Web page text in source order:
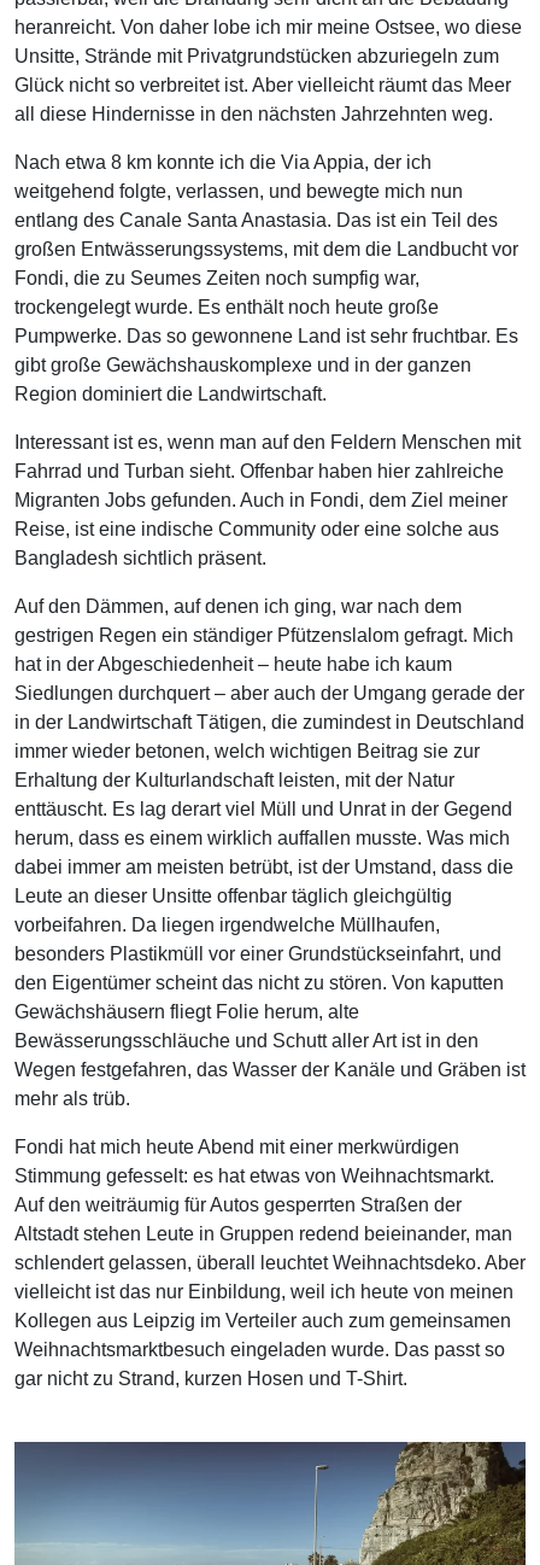
heranreicht. Von daher lobe ich mir meine Ostsee, wo diese
Unsitte, Strände mit Privatgrundstücken abzuriegeln zum
Glück nicht so verbreitet ist. Aber vielleicht räumt das Meer
all diese Hindernisse in den nächsten Jahrzehnten weg.
Nach etwa 8 km konnte ich die Via Appia, der ich
weitgehend folgte, verlassen, und bewegte mich nun
entlang des Canale Santa Anastasia. Das ist ein Teil des
großen Entwässerungssystems, mit dem die Landbucht vor
Fondi, die zu Seumes Zeiten noch sumpfig war,
trockengelegt wurde. Es enthält noch heute große
Pumpwerke. Das so gewonnene Land ist sehr fruchtbar. Es
gibt große Gewächshauskomplexe und in der ganzen
Region dominiert die Landwirtschaft.
Interessant ist es, wenn man auf den Feldern Menschen mit
Fahrrad und Turban sieht. Offenbar haben hier zahlreiche
Migranten Jobs gefunden. Auch in Fondi, dem Ziel meiner
Reise, ist eine indische Community oder eine solche aus
Bangladesh sichtlich präsent.
Auf den Dämmen, auf denen ich ging, war nach dem
gestrigen Regen ein ständiger Pfützenslalom gefragt. Mich
hat in der Abgeschiedenheit – heute habe ich kaum
Siedlungen durchquert – aber auch der Umgang gerade der
in der Landwirtschaft Tätigen, die zumindest in Deutschland
immer wieder betonen, welch wichtigen Beitrag sie zur
Erhaltung der Kulturlandschaft leisten, mit der Natur
enttäuscht. Es lag derart viel Müll und Unrat in der Gegend
herum, dass es einem wirklich auffallen musste. Was mich
dabei immer am meisten betrübt, ist der Umstand, dass die
Leute an dieser Unsitte offenbar täglich gleichgültig
vorbeifahren. Da liegen irgendwelche Müllhaufen,
besonders Plastikmüll vor einer Grundstückseinfahrt, und
den Eigentümer scheint das nicht zu stören. Von kaputten
Gewächshäusern fliegt Folie herum, alte
Bewässerungsschläuche und Schutt aller Art ist in den
Wegen festgefahren, das Wasser der Kanäle und Gräben ist
mehr als trüb.
Fondi hat mich heute Abend mit einer merkwürdigen
Stimmung gefesselt: es hat etwas von Weihnachtsmarkt.
Auf den weiträumig für Autos gesperrten Straßen der
Altstadt stehen Leute in Gruppen redend beieinander, man
schlendert gelassen, überall leuchtet Weihnachtsdeko. Aber
vielleicht ist das nur Einbildung, weil ich heute von meinen
Kollegen aus Leipzig im Verteiler auch zum gemeinsamen
Weihnachtsmarktbesuch eingeladen wurde. Das passt so
gar nicht zu Strand, kurzen Hosen und T-Shirt.